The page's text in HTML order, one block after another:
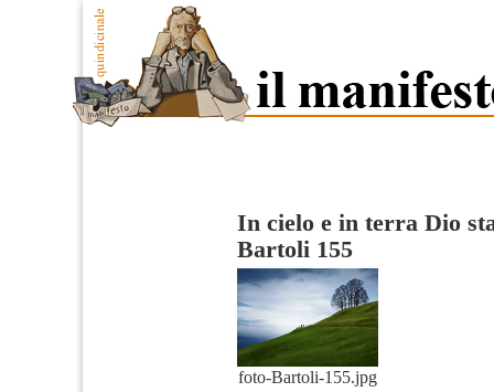
In cielo e in terra Dio
Bartoli 155
foto-Bartoli-155.jpg